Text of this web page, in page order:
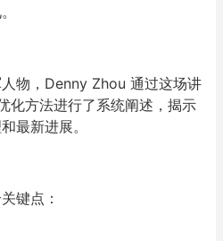
物，Denny Zhou 通过这场讲
化方法进行了系统阐述，揭示
最新进展。
键点 ：